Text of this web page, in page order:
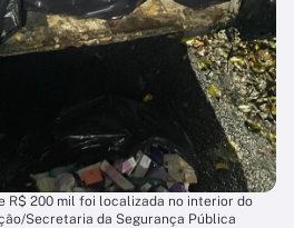
R$ 200 mil foi localizada no interior do
Secretaria da Segurança Pública